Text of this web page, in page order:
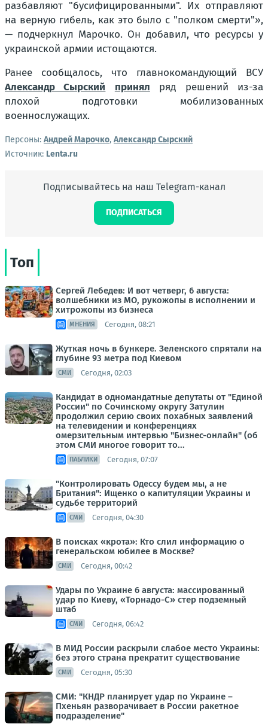
разбавляют "бусифицированными". Их отправляют
на верную гибель, как это было с "полком смерти"»,
— подчеркнул Марочко. Он добавил, что ресурсы у
украинской армии истощаются.
Ранее сообщалось, что главнокомандующий ВСУ
Александр Сырский
принял ряд решений из-за
плохой подготовки мобилизованных
военнослужащих.
Персоны: Андрей Марочко, Александр Сырский
Источник: Lenta.ru
Подписывайтесь на наш Telegram-канал
ПОДПИСАТЬСЯ
Топ
Сергей Лебедев: И вот четверг, 6 августа:
волшебники из МО, рукожопы в исполнении и
хитрожопы из бизнеса
МНЕНИЯ Сегодня, 08:21
Жуткая ночь в бункере. Зеленского спрятали на
глубине 93 метра под Киевом
СМИ Сегодня, 02:03
Кандидат в одномандатные депутаты от "Единой
России" по Сочинскому округу Затулин
продолжил серию своих похабных заявлений
на телевидении и конференциях
омерзительным интервью "Бизнес-онлайн" (об
этом СМИ многое говорит то...
ПАБЛИКИ Сегодня, 07:07
"Контролировать Одессу будем мы, а не
Британия": Ищенко о капитуляции Украины и
судьбе территорий
СМИ Сегодня, 04:30
В поисках «крота»: Кто слил информацию о
генеральском юбилее в Москве?
СМИ Сегодня, 00:42
Удары по Украине 6 августа: массированный
удар по Киеву, «Торнадо-С» стер подземный
штаб
СМИ Сегодня, 06:42
В МИД России раскрыли слабое место Украины:
без этого страна прекратит существование
СМИ Сегодня, 05:30
СМИ: "КНДР планирует удар по Украине –
Пхеньян разворачивает в России ракетное
подразделение"